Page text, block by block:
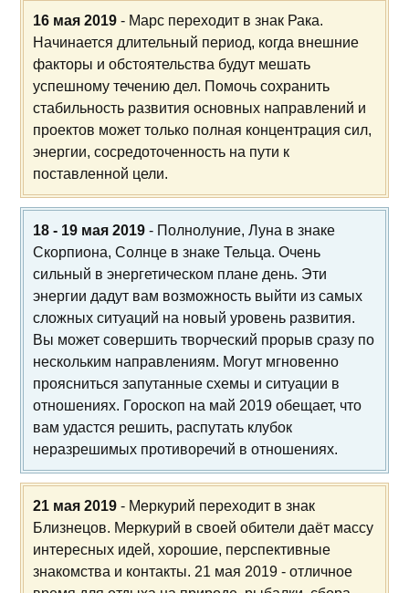
16 мая 2019 - Марс переходит в знак Рака.
Начинается длительный период, когда внешние
факторы и обстоятельства будут мешать
успешному течению дел. Помочь сохранить
стабильность развития основных направлений и
проектов может только полная концентрация сил,
энергии, сосредоточенность на пути к
поставленной цели.
18 - 19 мая 2019 - Полнолуние, Луна в знаке
Скорпиона, Солнце в знаке Тельца. Очень
сильный в энергетическом плане день. Эти
энергии дадут вам возможность выйти из самых
сложных ситуаций на новый уровень развития.
Вы может совершить творческий прорыв сразу по
нескольким направлениям. Могут мгновенно
проясниться запутанные схемы и ситуации в
отношениях. Гороскоп на май 2019 обещает, что
вам удастся решить, распутать клубок
неразрешимых противоречий в отношениях.
21 мая 2019 - Меркурий переходит в знак
Близнецов. Меркурий в своей обители даёт массу
интересных идей, хорошие, перспективные
знакомства и контакты. 21 мая 2019 - отличное